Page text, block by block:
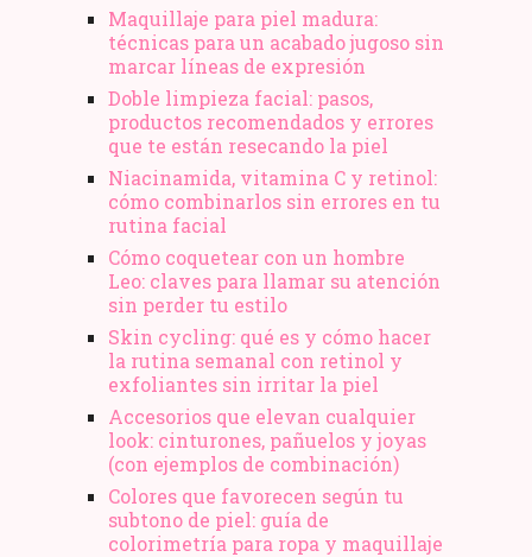
Maquillaje para piel madura:
técnicas para un acabado jugoso sin
marcar líneas de expresión
Doble limpieza facial: pasos,
productos recomendados y errores
que te están resecando la piel
Niacinamida, vitamina C y retinol:
cómo combinarlos sin errores en tu
rutina facial
Cómo coquetear con un hombre
Leo: claves para llamar su atención
sin perder tu estilo
Skin cycling: qué es y cómo hacer
la rutina semanal con retinol y
exfoliantes sin irritar la piel
Accesorios que elevan cualquier
look: cinturones, pañuelos y joyas
(con ejemplos de combinación)
Colores que favorecen según tu
subtono de piel: guía de
colorimetría para ropa y maquillaje